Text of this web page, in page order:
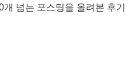
넘는 포스팅을 올려본 후기